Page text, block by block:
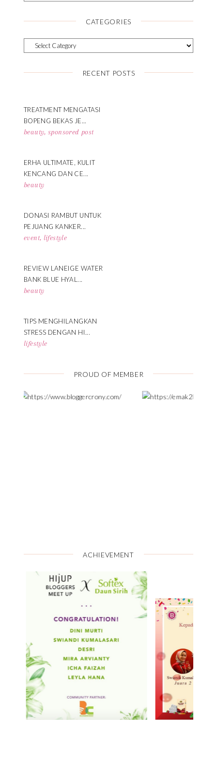
CATEGORIES
RECENT POSTS
TREATMENT MENGATASI
BOPENG BEKAS JE...
beauty, sponsored post
ERHA ULTIMATE, KULIT
KENCANG DAN CE...
beauty
DONASI RAMBUT UNTUK
PEJUANG KANKER...
event, lifestyle
REVIEW LANEIGE WATER
BANK BLUE HYAL...
beauty
TIPS MENGHILANGKAN
STRESS DENGAN HI...
lifestyle
PROUD OF MEMBER
ACHIEVEMENT